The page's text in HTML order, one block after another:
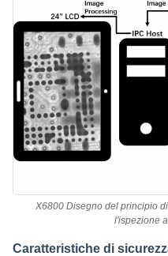
X6800 Disegno del principio
l'ispezione
Caratteristiche di